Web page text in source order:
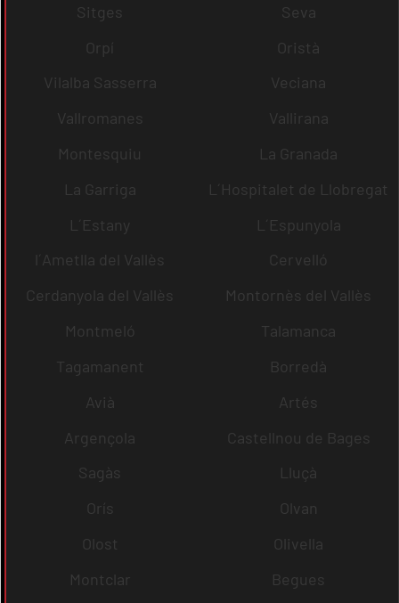
Sitges
Seva
Orpí
Oristà
Vilalba Sasserra
Veciana
Vallromanes
Vallirana
Montesquiu
La Granada
La Garriga
L´Hospitalet de Llobregat
L´Estany
L´Espunyola
l´Ametlla del Vallès
Cervelló
Cerdanyola del Vallès
Montornès del Vallès
Montmeló
Talamanca
Tagamanent
Borredà
Avià
Artés
Argençola
Castellnou de Bages
Sagàs
Lluçà
Orís
Olvan
Olost
Olivella
Montclar
Begues